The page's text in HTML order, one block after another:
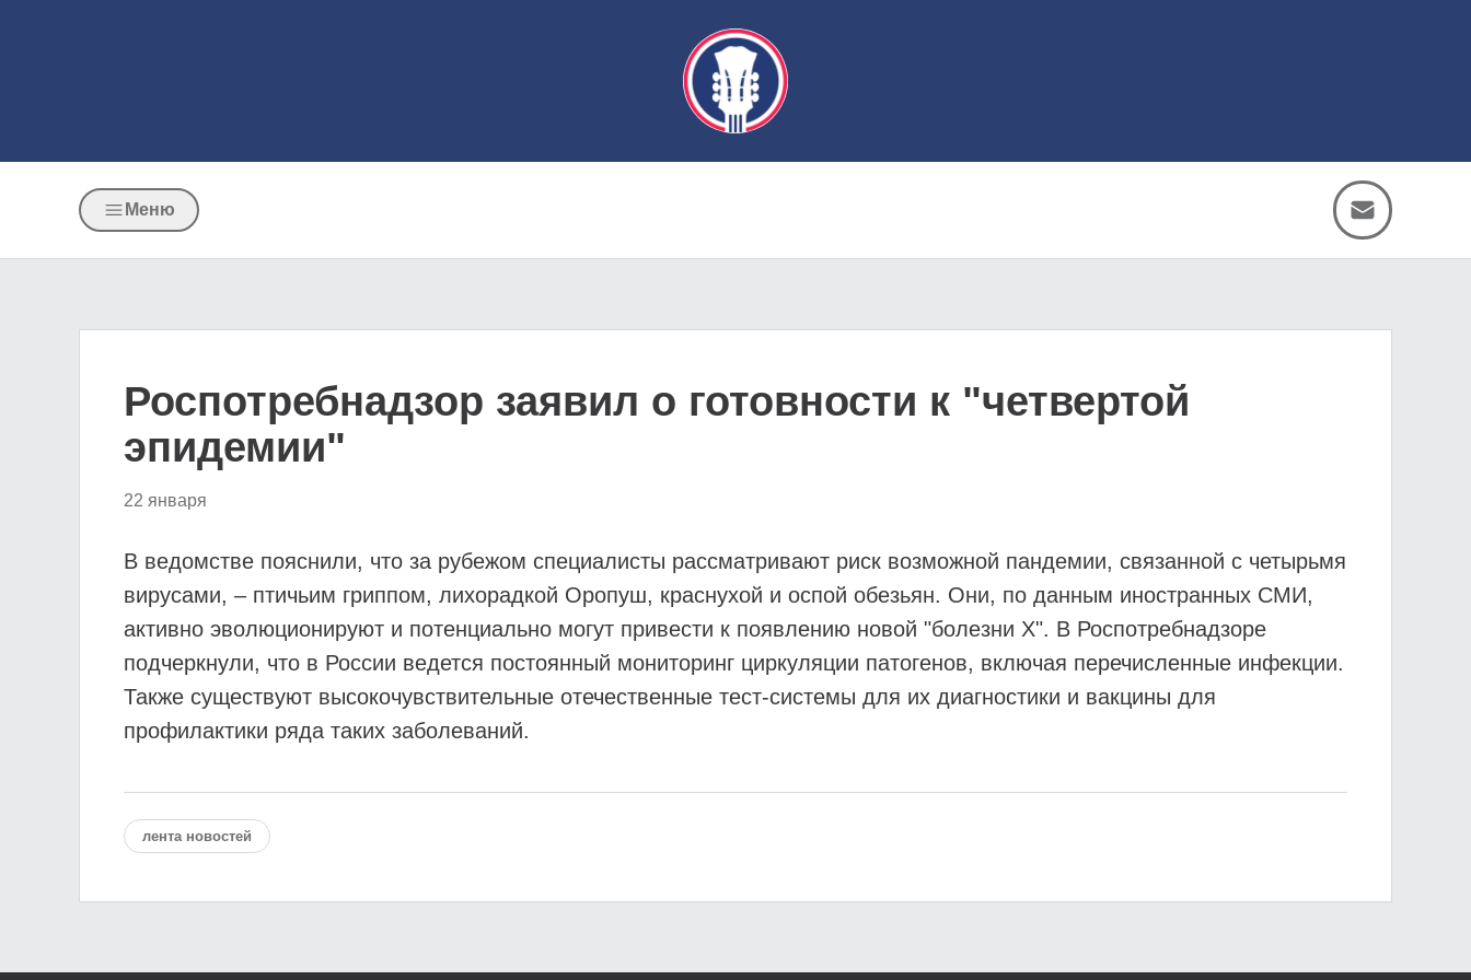
Меню
Роспотребнадзор заявил о готовности к "четвертой
эпидемии"
22 января
В ведомстве пояснили, что за рубежом специалисты рассматривают риск возможной пандемии, связанной с четырьмя
вирусами, – птичьим гриппом, лихорадкой Оропуш, краснухой и оспой обезьян. Они, по данным иностранных СМИ,
активно эволюционируют и потенциально могут привести к появлению новой "болезни X". В Роспотребнадзоре
подчеркнули, что в России ведется постоянный мониторинг циркуляции патогенов, включая перечисленные инфекции.
Также существуют высокочувствительные отечественные тест-системы для их диагностики и вакцины для
профилактики ряда таких заболеваний.
лента новостей